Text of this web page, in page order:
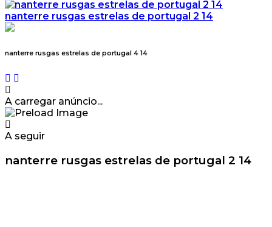
nanterre rusgas estrelas de portugal 2 14
nanterre rusgas estrelas de portugal 4 14
A carregar anúncio...
A seguir
nanterre rusgas estrelas de portugal 2 14